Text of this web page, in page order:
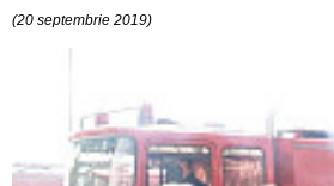
(20 septembrie 2019)